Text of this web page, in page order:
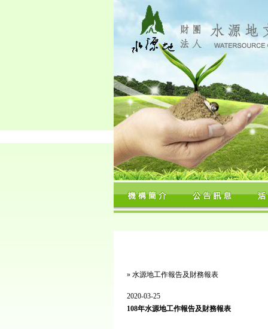
» 水源地工作報告及財務報表
2020-03-25
108年水源地工作報告及財務報表